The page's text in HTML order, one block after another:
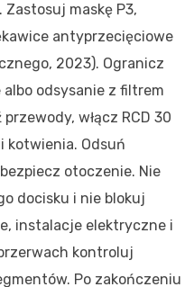
maskę P3,
antyprzecięciowe
2023). Ogranicz
albo odsysanie z filtrem
włącz RCD 30
kotwienia. Odsuń
otoczenie. Nie
docisku i nie blokuj
instalacje elektryczne i
kontroluj
Po zakończeniu